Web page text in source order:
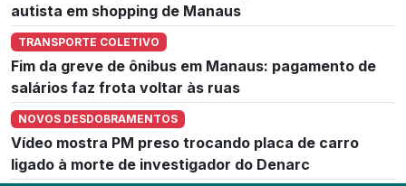
autista em shopping de Manaus
TRANSPORTE COLETIVO
Fim da greve de ônibus em Manaus: pagamento de
salários faz frota voltar às ruas
NOVOS DESDOBRAMENTOS
Vídeo mostra PM preso trocando placa de carro
ligado à morte de investigador do Denarc